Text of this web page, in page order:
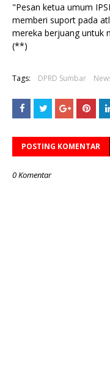
"Pesan ketua umum
memberi suport pada
mereka berjuang untuk
(**)
Tags: DPRD Sumbar
POSTING KOMENTAR
0 Komentar